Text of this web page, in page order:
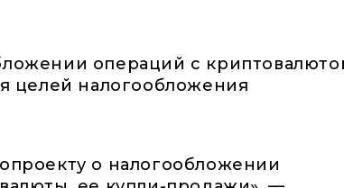
операций с
целей налогообложения
о налогообложении